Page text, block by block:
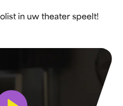
in uw theater speelt!
video